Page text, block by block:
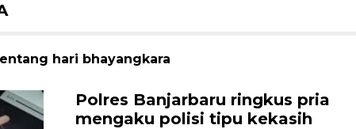
hari bhayangkara
Polres Banjarbaru ringkus pria
mengaku polisi tipu kekasih